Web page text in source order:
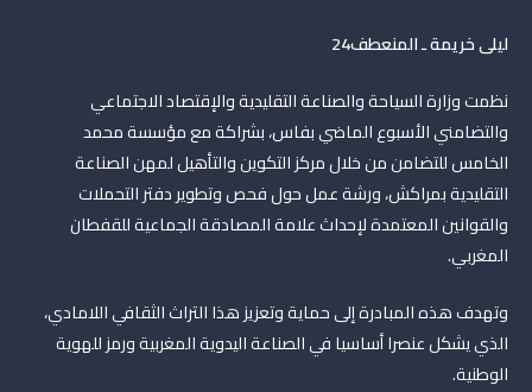
ليلى خريمة ـ المنعطف24
نظمت وزارة السياحة والصناعة التقليدية والإقتصاد الاجتماعي
والتضامني الأسبوع الماضي بفاس، بشراكة مع مؤسسة محمد
الخامس للتضامن من خلال مركز التكوين والتأهيل لمهن الصناعة
التقليدية بمراكش، ورشة عمل حول فحص وتطوير دفتر التحملات
والقوانين المعتمدة لإحداث علامة المصادقة الجماعية للقفطان
المغربي.
وتهدف هذه المبادرة إلى حماية وتعزيز هذا التراث الثقافي اللامادي،
الذي يشكل عنصرا أساسيا في الصناعة اليدوية المغربية ورمز للهوية
الوطنية.